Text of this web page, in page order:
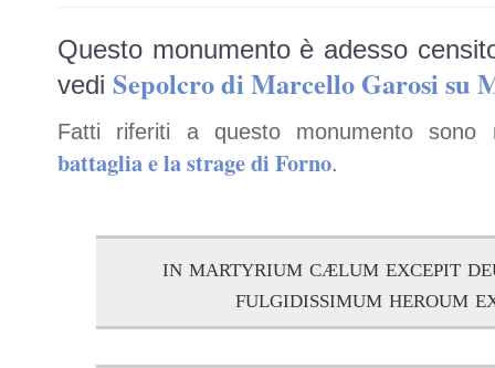
Questo monumento è adesso
vedi Sepolcro di Marcello Garosi su
Fatti riferiti a questo monumento
battaglia e la strage di Forno.
in martyrium cælum excepit
fulgidissimum heroum